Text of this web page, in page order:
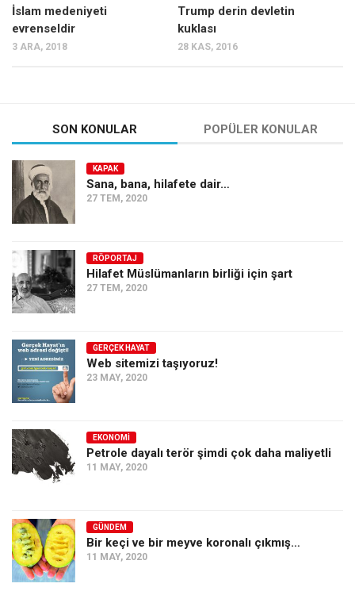
İslam medeniyeti
evrenseldir
3 ARA, 2018
Trump derin devletin
kuklası
28 KAS, 2016
SON KONULAR POPÜLER KONULAR
KAPAK
Sana, bana, hilafete dair…
27 TEM, 2020
RÖPORTAJ
Hilafet Müslümanların birliği için şart
27 TEM, 2020
GERÇEK HAYAT
Web sitemizi taşıyoruz!
23 MAY, 2020
EKONOMI
Petrole dayalı terör şimdi çok daha maliyetli
11 MAY, 2020
GÜNDEM
Bir keçi ve bir meyve koronalı çıkmış…
11 MAY, 2020